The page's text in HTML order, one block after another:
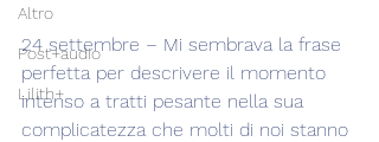
Altro
Post+audio
Lilith+
24 settembre – Mi sembrava la frase
perfetta per descrivere il momento
intenso a tratti pesante nella sua
complicatezza che molti di noi stanno